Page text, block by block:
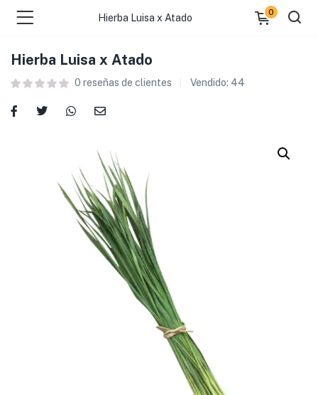
Hierba Luisa x Atado
0
Hierba Luisa x Atado
0 reseñas de clientes Vendido: 44